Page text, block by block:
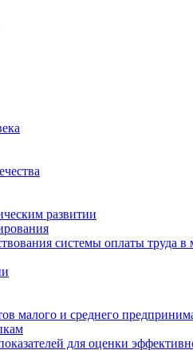
развитии
системы оплаты труда
малого и среднего
для оценки